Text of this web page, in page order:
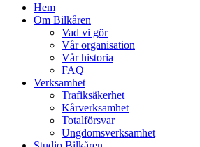
Hem
Om Bilkåren
Vad vi gör
Vår organisation
Vår historia
FAQ
Verksamhet
Trafiksäkerhet
Kårverksamhet
Totalförsvar
Ungdomsverksamhet